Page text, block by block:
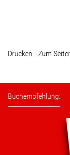
Drucken Zum
Buchempfehlung: